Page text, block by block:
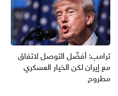
ترامب: أفضّل التوصل لاتفاق
مع إيران لكن الخيار العسكري
مطروح